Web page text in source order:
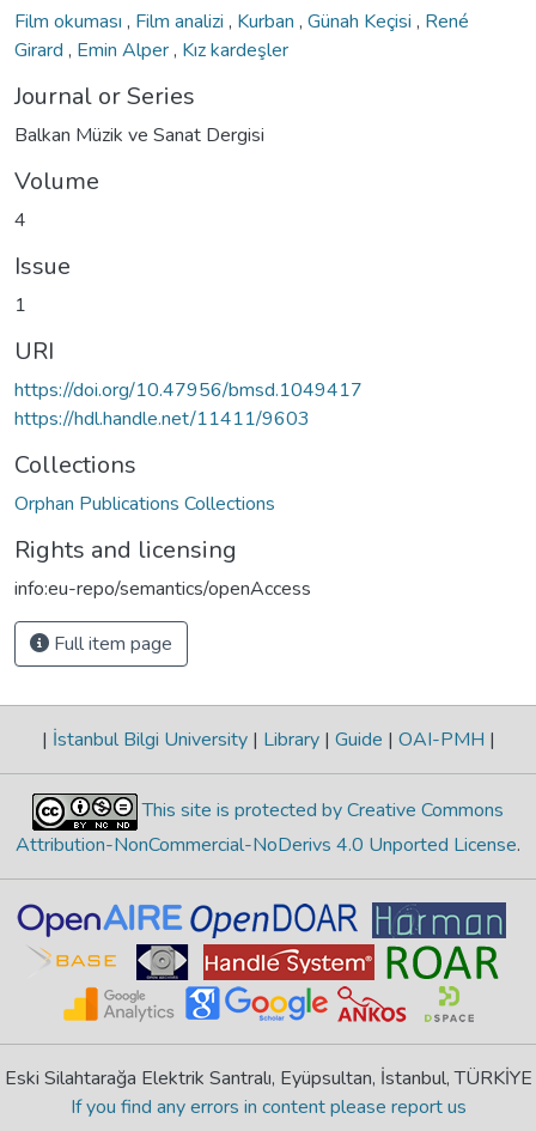
Film okuması , Film analizi , Kurban , Günah Keçisi , René
Girard , Emin Alper, Kız kardeşler
Journal or Series
Balkan Müzik ve Sanat Dergisi
Volume
4
Issue
1
URI
https://doi.org/10.47956/bmsd.1049417
https://hdl.handle.net/11411/9603
Collections
Orphan Publications Collections
Rights and licensing
info:eu-repo/semantics/openAccess
Full item page
| İstanbul Bilgi University | Library | Guide | OAI-PMH |
This site is protected by Creative Commons
Attribution-NonCommercial-NoDerivs 4.0 Unported License.
Eski Silahtarağa Elektrik Santralı, Eyüpsultan, İstanbul, TÜRKİYE
If you find any errors in content please report us